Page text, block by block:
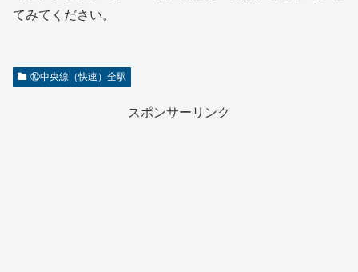
てみてください。
⑩中央線（快速）全駅
スポンサーリンク